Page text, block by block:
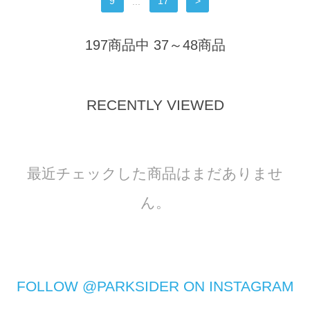
197商品中 37～48商品
RECENTLY VIEWED
最近チェックした商品はまだありませ
ん。
FOLLOW @PARKSIDER ON INSTAGRAM